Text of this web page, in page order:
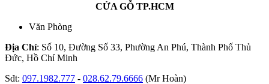
CỬA GỖ TP.HCM
Văn Phòng
Địa Chỉ: Số 10, Đường Số 33, Phường An Phú, Thành Phố Thủ
Đức, Hồ Chí Minh
Sđt: 097.1982.777 - 028.62.79.6666 (Mr Hoàn)